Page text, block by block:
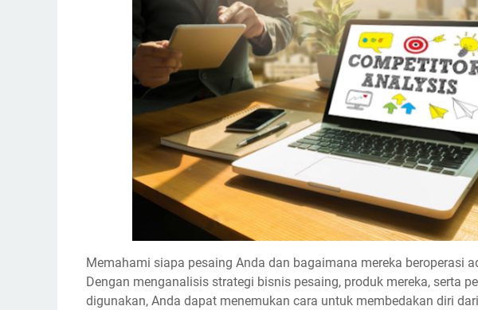
Memahami siapa pesaing Anda dan bagaimana mereka beroperasi
Dengan menganalisis strategi bisnis pesaing, produk mereka, serta
digunakan, Anda dapat menemukan cara untuk membedakan diri